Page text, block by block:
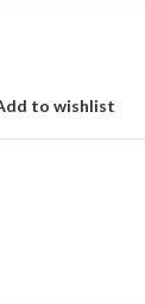
to wishlist